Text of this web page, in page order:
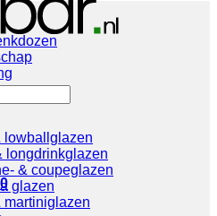
0
lowballglazen
longdrinkglazen
& coupeglazen
glazen
martiniglazen